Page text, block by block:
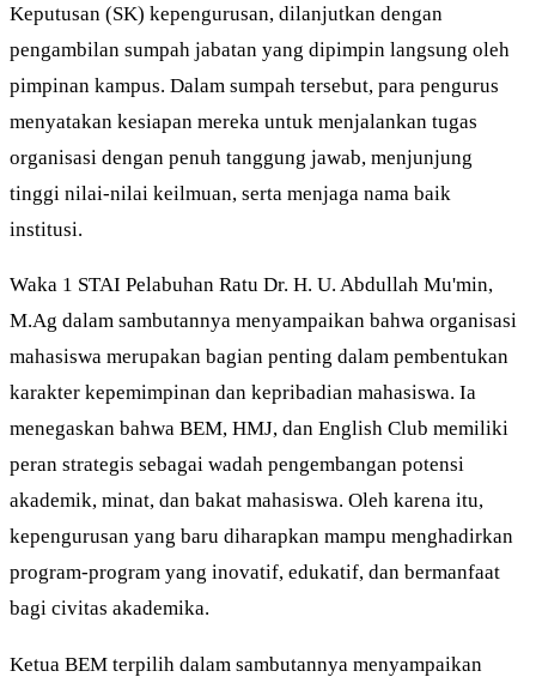
Keputusan (SK) kepengurusan, dilanjutkan dengan
pengambilan sumpah jabatan yang dipimpin langsung oleh
pimpinan kampus. Dalam sumpah tersebut, para pengurus
menyatakan kesiapan mereka untuk menjalankan tugas
organisasi dengan penuh tanggung jawab, menjunjung
tinggi nilai-nilai keilmuan, serta menjaga nama baik
institusi.
Waka 1 STAI Pelabuhan Ratu Dr. H. U. Abdullah Mu'min,
M.Ag dalam sambutannya menyampaikan bahwa organisasi
mahasiswa merupakan bagian penting dalam pembentukan
karakter kepemimpinan dan kepribadian mahasiswa. Ia
menegaskan bahwa BEM, HMJ, dan English Club memiliki
peran strategis sebagai wadah pengembangan potensi
akademik, minat, dan bakat mahasiswa. Oleh karena itu,
kepengurusan yang baru diharapkan mampu menghadirkan
program-program yang inovatif, edukatif, dan bermanfaat
bagi civitas akademika.
Ketua BEM terpilih dalam sambutannya menyampaikan